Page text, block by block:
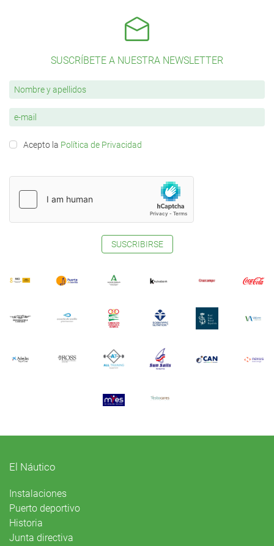
SUSCRÍBETE A NUESTRA NEWSLETTER
Acepto la Política de Privacidad
SUSCRIBIRSE
El Náutico
Instalaciones
Puerto deportivo
Historia
Junta directiva